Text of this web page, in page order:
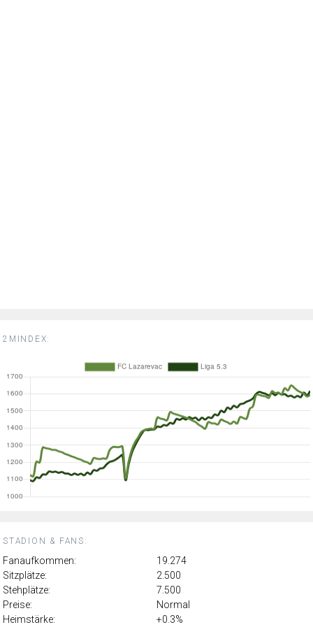
2MINDEX:
STADION & FANS:
Fanaufkommen:
19.274
Sitzplätze:
2.500
Stehplätze:
7.500
Preise:
Normal
Heimstärke:
+0.3%